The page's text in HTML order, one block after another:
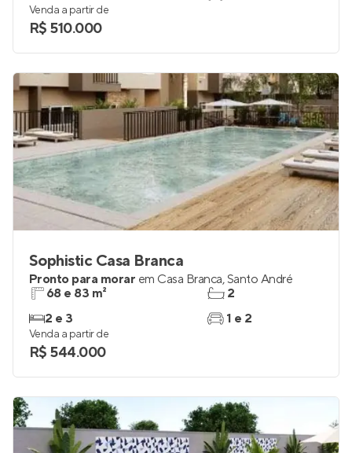
Venda a partir de
R$ 510.000
Sophistic Casa Branca
Pronto para morar em Casa Branca,Santo André
68 e 83 m²
2 e 3
2
1 e 2
Venda a partir de
R$ 544.000